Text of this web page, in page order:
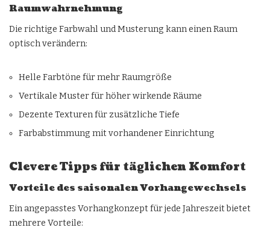
Raumwahrnehmung
Die richtige Farbwahl und Musterung kann einen Raum
optisch verändern:
Helle Farbtöne für mehr Raumgröße
Vertikale Muster für höher wirkende Räume
Dezente Texturen für zusätzliche Tiefe
Farbabstimmung mit vorhandener Einrichtung
Clevere Tipps für täglichen Komfort
Vorteile des saisonalen Vorhangewechsels
Ein angepasstes Vorhangkonzept für jede Jahreszeit bietet
mehrere Vorteile: